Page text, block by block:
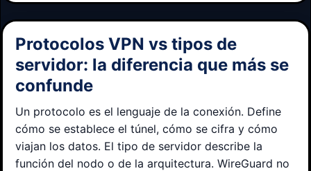
Protocolos VPN vs tipos de
servidor: la diferencia que más se
confunde
Un protocolo es el lenguaje de la conexión. Define
cómo se establece el túnel, cómo se cifra y cómo
viajan los datos. El tipo de servidor describe la
función del nodo o de la arquitectura. WireGuard no